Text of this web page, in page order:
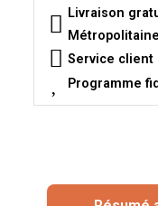
Livraison
Service client
Programme